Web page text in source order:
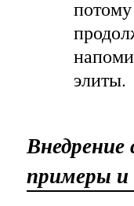
элиты.
примеры